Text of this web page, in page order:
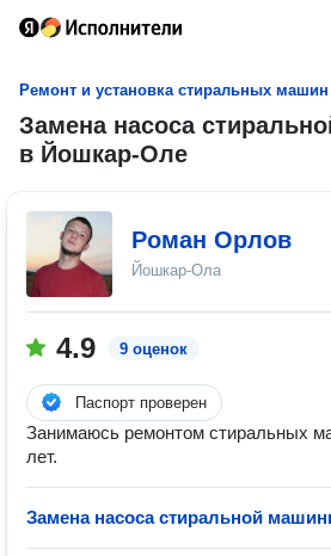
Ремонт и установка стиральных машин
Замена насоса
в Йошкар-Оле
Роман Орлов
Йошкар-Ола
4.9 9 оценок
Паспорт проверен
Занимаюсь ремонтом стиральных
лет.
Замена насоса стиральной